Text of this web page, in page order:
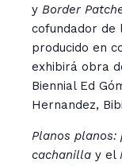
y Border
cofundador de
producido en
exhibirá obra
Biennial Ed
Hernandez,
Planos
cachanilla y el